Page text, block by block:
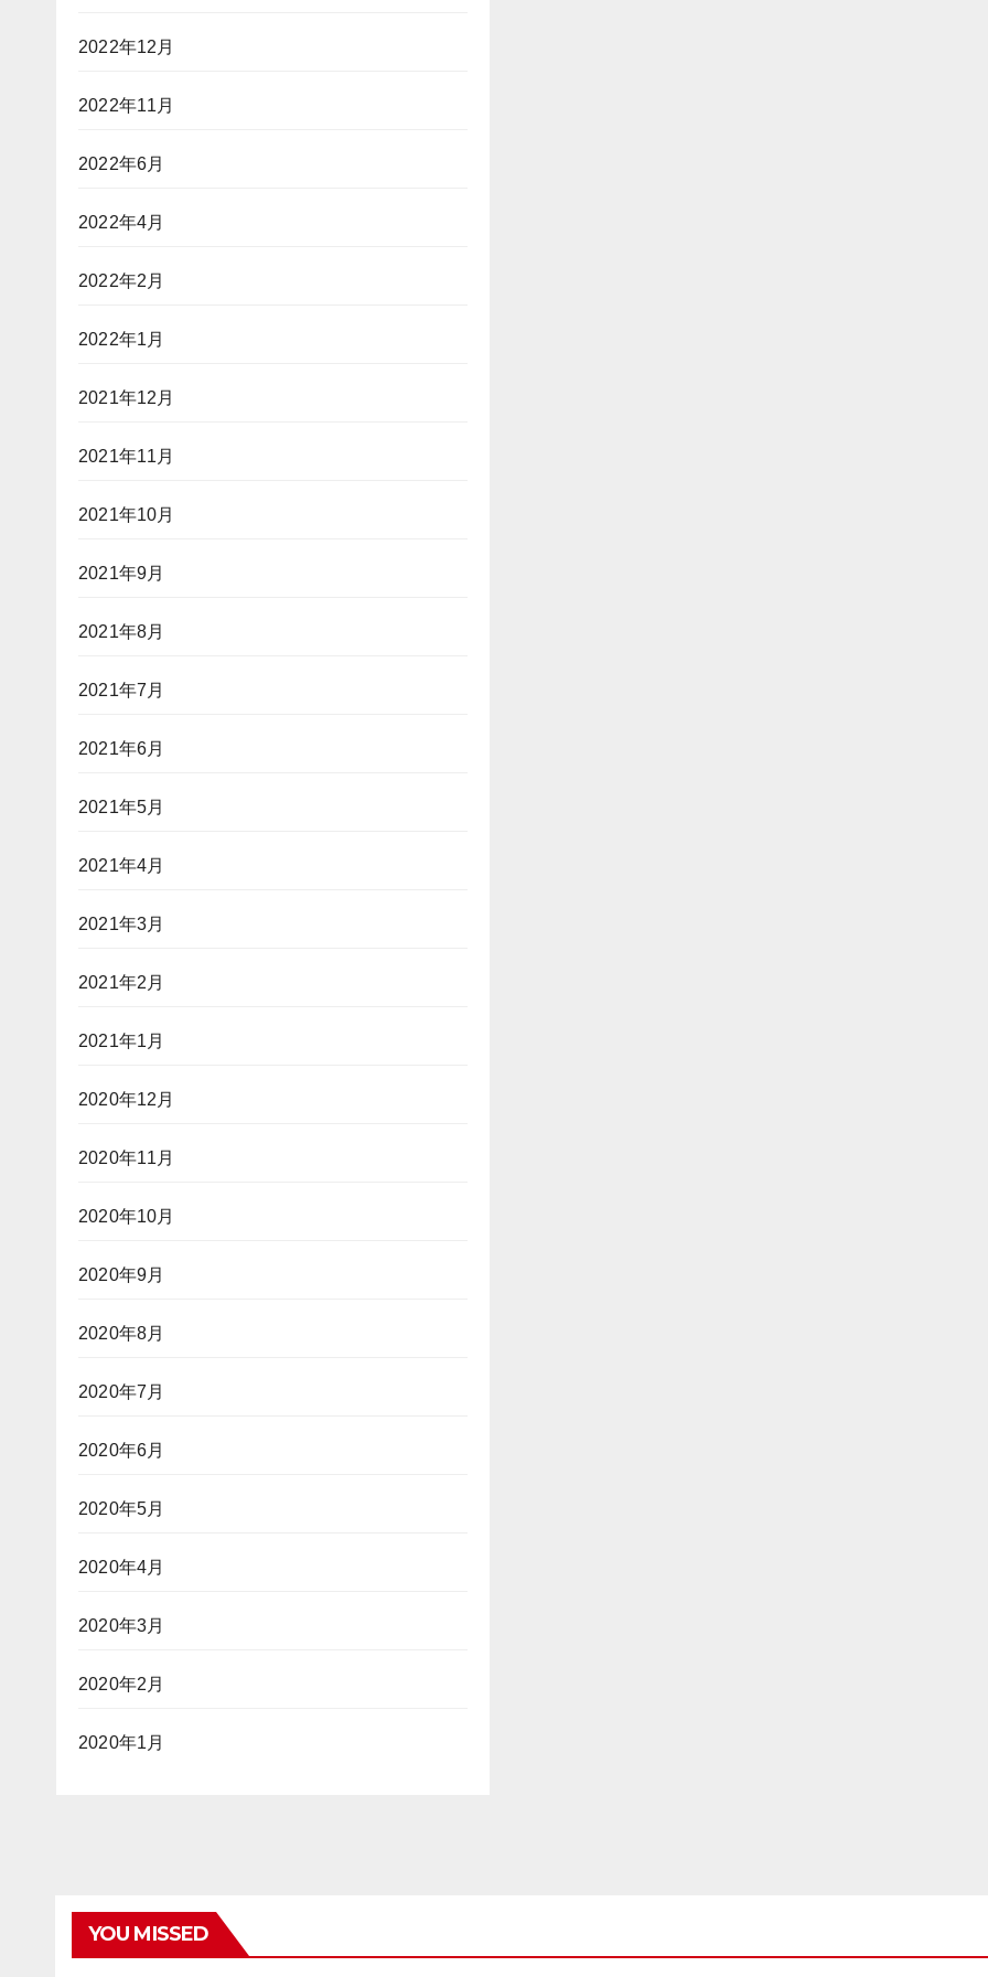
2022年12月
2022年11月
2022年6月
2022年4月
2022年2月
2022年1月
2021年12月
2021年11月
2021年10月
2021年9月
2021年8月
2021年7月
2021年6月
2021年5月
2021年4月
2021年3月
2021年2月
2021年1月
2020年12月
2020年11月
2020年10月
2020年9月
2020年8月
2020年7月
2020年6月
2020年5月
2020年4月
2020年3月
2020年2月
2020年1月
YOU MISSED